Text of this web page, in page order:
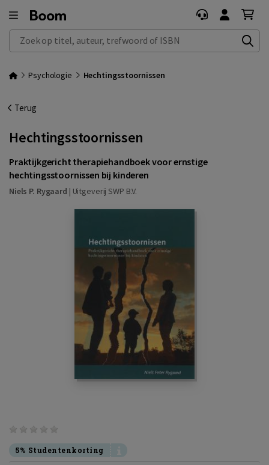
Zoek op titel, auteur, trefwoord of ISBN
Psychologie Hechtingsstoornissen
Terug
Hechtingsstoornissen
Praktijkgericht therapiehandboek voor ernstige
hechtingsstoornissen bij kinderen
Niels P. Rygaard | Uitgeverij SWP B.V.
5% Studentenkorting